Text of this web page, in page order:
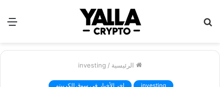
الرئيسية /
investing
investing اخر الأخبار في سوق الكريبتو